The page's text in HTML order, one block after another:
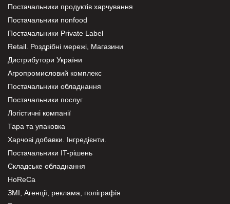
Постачальники продуктів харчування
Постачальники nonfood
Постачальники Private Label
Retail. Роздрібні мережі, Магазини
Дистрибутори України
Агропромисловий комплекс
Постачальники обладнання
Постачальники послуг
Логістичні компанії
Тара та упаковка
Харчові добавки. Інгредієнти.
Постачальники IT-рішень
Складське обладнання
HoReCa
ЗМІ, Агенції, реклама, поліграфія